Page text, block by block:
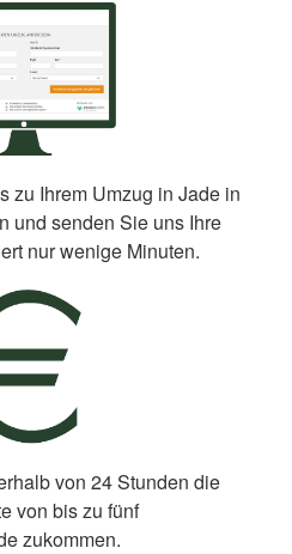
zu Ihrem Umzug in Jade in
und senden Sie uns Ihre
nur wenige Minuten.
von 24 Stunden die
von bis zu fünf
zukommen.